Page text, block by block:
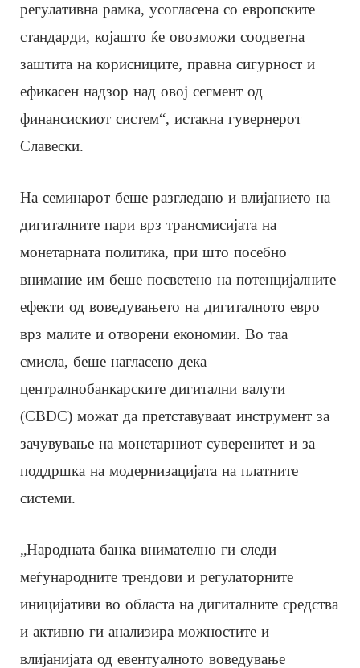
регулативна рамка, усогласена со европските
стандарди, којашто ќе овозможи соодветна
заштита на корисниците, правна сигурност и
ефикасен надзор над овој сегмент од
финансискиот систем“, истакна гувернерот
Славески.
На семинарот беше разгледано и влијанието на
дигиталните пари врз трансмисијата на
монетарната политика, при што посебно
внимание им беше посветено на потенцијалните
ефекти од воведувањето на дигиталното евро
врз малите и отворени економии. Во таа
смисла, беше нагласено дека
централнобанкарските дигитални валути
(CBDC) можат да претставуваат инструмент за
зачувување на монетарниот суверенитет и за
поддршка на модернизацијата на платните
системи.
„Народната банка внимателно ги следи
меѓународните трендови и регулаторните
иницијативи во областа на дигиталните средства
и активно ги анализира можностите и
влијанијата од евентуалното воведување